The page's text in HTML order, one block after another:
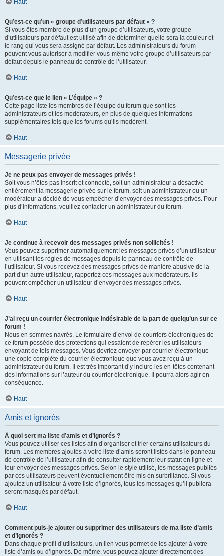
Haut
Qu’est-ce qu’un « groupe d’utilisateurs par défaut » ?
Si vous êtes membre de plus d’un groupe d’utilisateurs, votre groupe
d’utilisateurs par défaut est utilisé afin de déterminer quelle sera la couleur et
le rang qui vous sera assigné par défaut. Les administrateurs du forum
peuvent vous autoriser à modifier vous-même votre groupe d’utilisateurs par
défaut depuis le panneau de contrôle de l’utilisateur.
Haut
Qu’est-ce que le lien « L’équipe » ?
Cette page liste les membres de l’équipe du forum que sont les
administrateurs et les modérateurs, en plus de quelques informations
supplémentaires tels que les forums qu’ils modèrent.
Haut
Messagerie privée
Je ne peux pas envoyer de messages privés !
Soit vous n’êtes pas inscrit et connecté, soit un administrateur a désactivé
entièrement la messagerie privée sur le forum, soit un administrateur ou un
modérateur a décidé de vous empêcher d’envoyer des messages privés. Pour
plus d’informations, veuillez contacter un administrateur du forum.
Haut
Je continue à recevoir des messages privés non sollicités !
Vous pouvez supprimer automatiquement les messages privés d’un utilisateur
en utilisant les règles de messages depuis le panneau de contrôle de
l’utilisateur. Si vous recevez des messages privés de manière abusive de la
part d’un autre utilisateur, rapportez ces messages aux modérateurs. Ils
peuvent empêcher un utilisateur d’envoyer des messages privés.
Haut
J’ai reçu un courrier électronique indésirable de la part de quelqu’un sur ce
forum !
Nous en sommes navrés. Le formulaire d’envoi de courriers électroniques de
ce forum possède des protections qui essaient de repérer les utilisateurs
envoyant de tels messages. Vous devriez envoyer par courrier électronique
une copie complète du courrier électronique que vous avez reçu à un
administrateur du forum. Il est très important d’y inclure les en-têtes contenant
des informations sur l’auteur du courrier électronique. Il pourra alors agir en
conséquence.
Haut
Amis et ignorés
À quoi sert ma liste d’amis et d’ignorés ?
Vous pouvez utiliser ces listes afin d’organiser et trier certains utilisateurs du
forum. Les membres ajoutés à votre liste d’amis seront listés dans le panneau
de contrôle de l’utilisateur afin de consulter rapidement leur statut en ligne et
leur envoyer des messages privés. Selon le style utilisé, les messages publiés
par ces utilisateurs peuvent éventuellement être mis en surbrillance. Si vous
ajoutez un utilisateur à votre liste d’ignorés, tous les messages qu’il publiera
seront masqués par défaut.
Haut
Comment puis-je ajouter ou supprimer des utilisateurs de ma liste d’amis
et d’ignorés ?
Dans chaque profil d’utilisateurs, un lien vous permet de les ajouter à votre
liste d’amis ou d’ignorés. De même, vous pouvez ajouter directement des